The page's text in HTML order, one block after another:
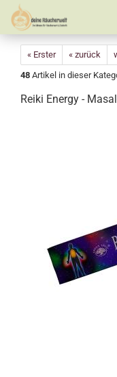
« Erster « zurück
48 Artikel in dieser
Reiki Energy -